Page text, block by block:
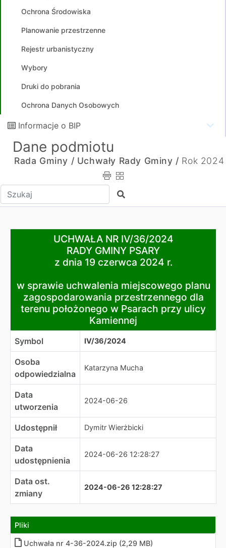
Ochrona Środowiska
Planowanie przestrzenne
Rejestr urbanistyczny
Wybory
Druki do pobrania
Ochrona Danych Osobowych
Informacje o BIP
Dane podmiotu
Rada Gminy / Uchwały Rady Gminy / Rok 2024
Wpisz tekst do wyszukania Szukaj
UCHWAŁA NR IV/36/2024
RADY GMINY PSARY
z dnia 19 czerwca 2024 r.
w sprawie uchwalenia miejscowego planu
UCHWAŁA NR IV/36/2024
RADY GMINY PSARY
z dnia 19 czerwca 2024 r.
w sprawie uchwalenia miejscowego planu
zagospodarowania przestrzennego dla
terenu położonego w Psarach przy ulicy
Kamiennej
Symbol IV/36/2024
Osoba
odpowiedzialna
Katarzyna Mucha
Data
utworzenia
2024-06-26
Udostępnił Dymitr Wierżbicki
Data
udostępnienia
2024-06-26 12:28:27
Data ost.
zmiany
2024-06-26 12:28:27
Pliki
Uchwała nr 4-36-2024.zip (2,29 MB)